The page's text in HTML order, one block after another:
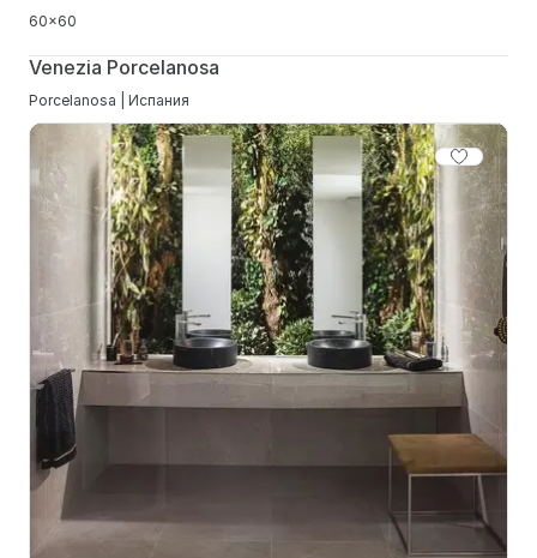
60x60
Venezia Porcelanosa
Porcelanosa | Испания